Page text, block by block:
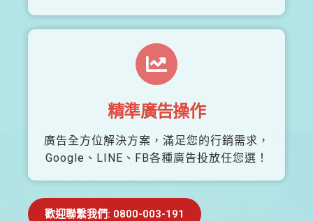
精準廣告操作
廣告全方位解決方案，滿足您的行銷需求，
Google、LINE、FB各種廣告投放任您選！
歡迎聯繫我們: 0800-003-191